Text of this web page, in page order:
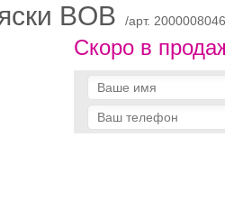
BOB /арт. 2000008046
Скоро в